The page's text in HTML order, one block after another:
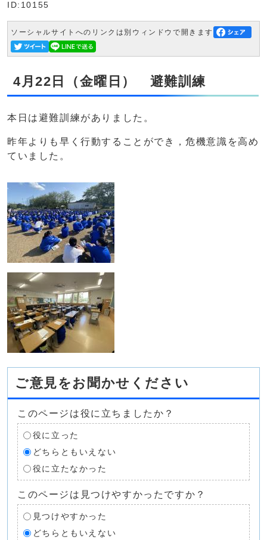
ID:10155
ソーシャルサイトへのリンクは別ウィンドウで開きます
4月22日（金曜日） 避難訓練
本日は避難訓練がありました。
昨年よりも早く行動することができ，危機意識を高め
ていました。
ご意見をお聞かせください
このページは役に立ちましたか？
役に立った
どちらともいえない
役に立たなかった
このページは見つけやすかったですか？
見つけやすかった
どちらともいえない